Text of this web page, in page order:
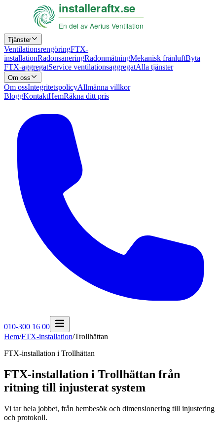
Tjänster
VentilationsrengöringFTX-
installationRadonsaneringRadonmätningMekanisk frånluftByta
FTX-aggregatService ventilationsaggregatAlla tjänster
Om oss
Om ossIntegritetspolicyAllmänna villkor
BloggKontaktHemRäkna ditt pris
010-300 16 00
Hem/FTX-installation/Trollhättan
FTX-installation i Trollhättan
FTX-installation i Trollhättan från
ritning till injusterat system
Vi tar hela jobbet, från hembesök och dimensionering till injustering
och protokoll.